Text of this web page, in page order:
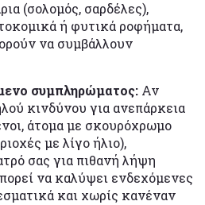
(σολομός, σαρδέλες),
ή φυτικά ροφήματα,
να συμβάλλουν
συμπληρώματος: Αν
κινδύνου για ανεπάρκεια
άτομα με σκουρόχρωμο
με λίγο ήλιο),
σας για πιθανή λήψη
να καλύψει ενδεχόμενες
και χωρίς κανέναν